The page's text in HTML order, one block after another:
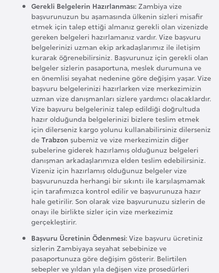
Gerekli Belgelerin Hazırlanması:Zambiya vize
başvurunuzun bu aşamasında ülkenin sizleri misafir
etmek için talep ettiği almanız gerekli olan vizenizde
gereken belgeleri hazırlamanız vardır. Vize başvuru
belgelerinizi uzman ekip arkadaşlarımız ile iletişim
kurarak öğrenebilirsiniz. Başvurunuz için gerekli olan
belgeler sizlerin pasaportuna, meslek durumuna ve
en önemlisi seyahat nedenine göre değişim yaşar. Vize
başvuru belgelerinizi hazırlarken vize merkezimizin
uzman vize danışmanları sizlere yardımcı olacaklardır.
Vize başvuru belgeleriniz talep edildiği doğrultuda
hazır olduğunda belgelerinizi bizlere teslim etmek
için dilerseniz kargo yolunu kullanabilirsiniz dilerseniz
deTrabzon şubemiz ve vize merkezimizin diğer
şubelerine giderek hazırlamış olduğunuz belgeleri
danışman arkadaşlarımıza elden teslim edebilirsiniz.
Vizeniz için hazırlamış olduğunuz belgeler vize
başvurunuzda herhangi bir sıkıntı ile karşılaşmamak
için tarafımızca kontrol edilir ve başvurunuza hazır
hale getirilir. Son olarak vize başvurunuzu sizlerin de
onayı ile birlikte sizler için vize merkezimiz
gerçekleştirir.
Başvuru Ücretinin Ödenmesi:Vize başvuru ücretiniz
sizlerin Zambiyaya seyahat sebebinize ve
pasaportunuza göre değişim gösterir. Belirtilen
sebepler ve yıldan yıla değişen vize prosedürleri